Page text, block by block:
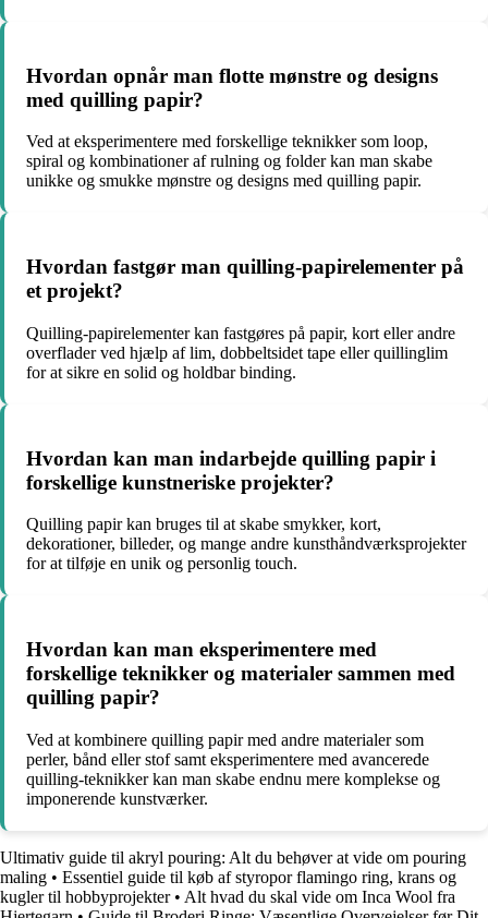
Hvordan opnår man flotte mønstre og designs
med quilling papir?
Ved at eksperimentere med forskellige teknikker som loop,
spiral og kombinationer af rulning og folder kan man skabe
unikke og smukke mønstre og designs med quilling papir.
Hvordan fastgør man quilling-papirelementer på
et projekt?
Quilling-papirelementer kan fastgøres på papir, kort eller andre
overflader ved hjælp af lim, dobbeltsidet tape eller quillinglim
for at sikre en solid og holdbar binding.
Hvordan kan man indarbejde quilling papir i
forskellige kunstneriske projekter?
Quilling papir kan bruges til at skabe smykker, kort,
dekorationer, billeder, og mange andre kunsthåndværksprojekter
for at tilføje en unik og personlig touch.
Hvordan kan man eksperimentere med
forskellige teknikker og materialer sammen med
quilling papir?
Ved at kombinere quilling papir med andre materialer som
perler, bånd eller stof samt eksperimentere med avancerede
quilling-teknikker kan man skabe endnu mere komplekse og
imponerende kunstværker.
Ultimativ guide til akryl pouring: Alt du behøver at vide om pouring
maling • Essentiel guide til køb af styropor flamingo ring, krans og
kugler til hobbyprojekter• Alt hvad du skal vide om Inca Wool fra